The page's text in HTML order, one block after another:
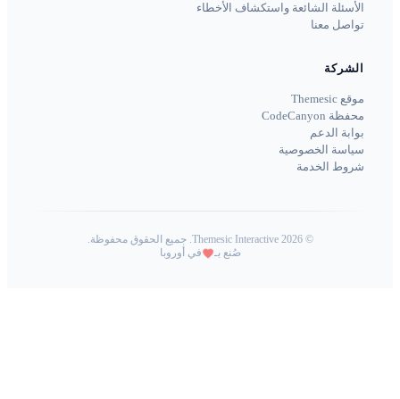
الأسئلة الشائعة واستكشاف الأخطاء
تواصل معنا
الشركة
موقع Themesic
محفظة CodeCanyon
بوابة الدعم
سياسة الخصوصية
شروط الخدمة
©
2026 Themesic Interactive. جميع الحقوق محفوظة.
صُنع بـ
في أوروبا